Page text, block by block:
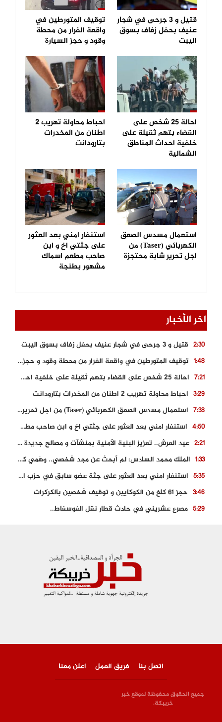
قتيل و 3 جرحى في شجار
عنيف بحفل زفاف بسوق
اليبت
توقيف المتورطين في
واقعة الفرار من محطة
وقود و حجز السيارة
احالة 25 شخص على
القضاء بتهم ثقيلة على
خلفية احداث المناطق
الشمالية
احباط محاولة تهريب 2
اطنان من المخدرات
بتارودانت
استعمال مسدس الصعق
الكهربائي (Taser) من
اجل تحرير شابة محتجزة
استنفار امني بعد العثور
على جثتي اخ و ابن
صاحب مطعم اسماك
مشهور بطنجة
اخر الأخبار
2:30 قتيل و 3 جرحى في شجار عنيف بحفل زفاف بسوق اليبت
1:48
توقيف المتورطين في واقعة الفرار من محطة وقود و حجز السيارة
7:21
احالة 25 شخص على القضاء بتهم ثقيلة على خلفية احداث المناطق الشمالية
3:29 احباط محاولة تهريب 2 اطنان من المخدرات بتارودانت
7:38
استعمال مسدس الصعق الكهربائي (Taser) من اجل تحرير شابة محتجزة
4:50
استنفار امني بعد العثور على جثتي اخ و ابن صاحب مطعم اسماك مشهور بطنجة
2:21
عيد العرش.. تعزيز البنية الأمنية بمنشآت و مصالح جديدة بكل من الحسيمة – فاس و الناظور
1:33
الملك محمد السادس: لم أبحث عن مجد شخصي.. وهَمي كرامة المغاربة
5:35
استنفار امني بعد العثور على جثة عضو سابق في حزب المصباح بالقنيطرة..
3:46 حجز 61 كلغ من الكوكايين و توقيف شخصين بالكركرات
5:29 مصرع عشريني في حادث قطار نقل الفوسفاط..
اتصل بنا فريق العمل اعلن معنا
جميع الحقوق محفوظة لموقع خبر
خريبكة.